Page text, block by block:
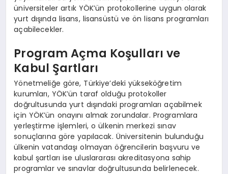
üniversiteler artık YÖK’ün protokollerine uygun olarak
yurt dışında lisans, lisansüstü ve ön lisans programları
açabilecekler.
Program Açma Koşulları ve
Kabul Şartları
Yönetmeliğe göre, Türkiye’deki yükseköğretim
kurumları, YÖK’ün taraf olduğu protokoller
doğrultusunda yurt dışındaki programları açabilmek
için YÖK’ün onayını almak zorundalar. Programlara
yerleştirme işlemleri, o ülkenin merkezi sınav
sonuçlarına göre yapılacak. Üniversitenin bulunduğu
ülkenin vatandaşı olmayan öğrencilerin başvuru ve
kabul şartları ise uluslararası akreditasyona sahip
programlar ve sınavlar doğrultusunda belirlenecek.